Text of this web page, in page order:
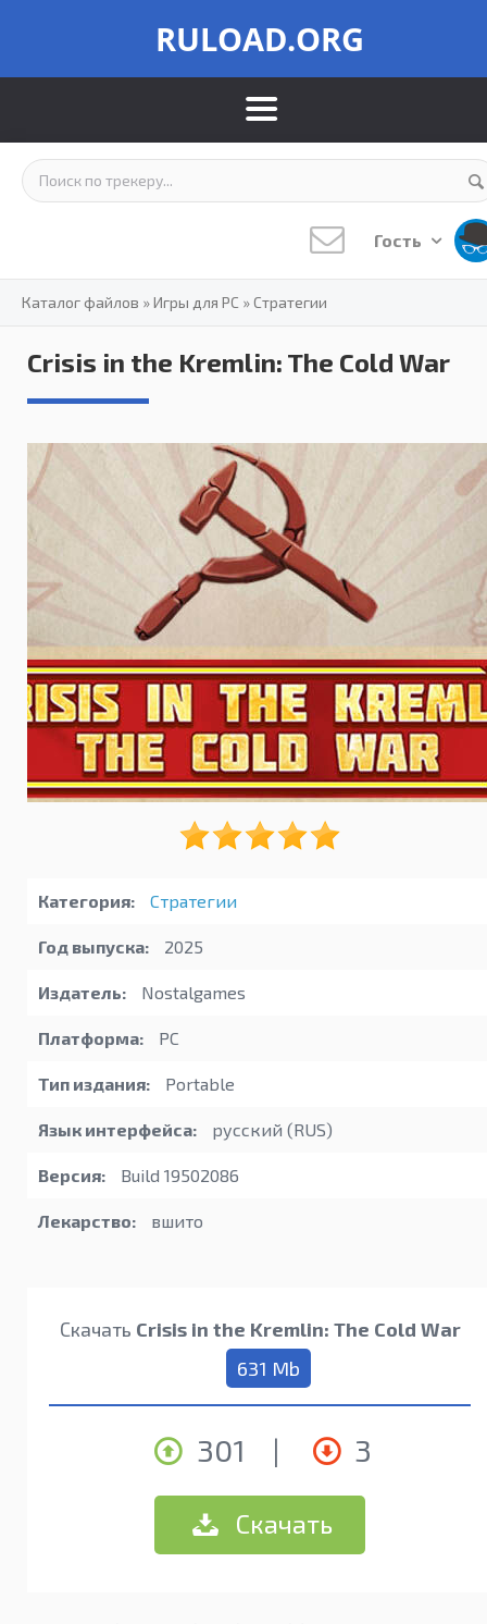
RULOAD.ORG
Гость
Каталог файлов »Игры для PC »Стратегии
Crisis in the Kremlin: The Cold War
Категория: Стратегии
Год выпуска: 2025
Издатель: Nostalgames
Платформа: PC
Тип издания: Portable
Язык интерфейса: русский (RUS)
Версия: Build 19502086
Лекарство: вшито
Скачать Crisis in the Kremlin: The Cold War
631 Mb
301 | 3
Скачать